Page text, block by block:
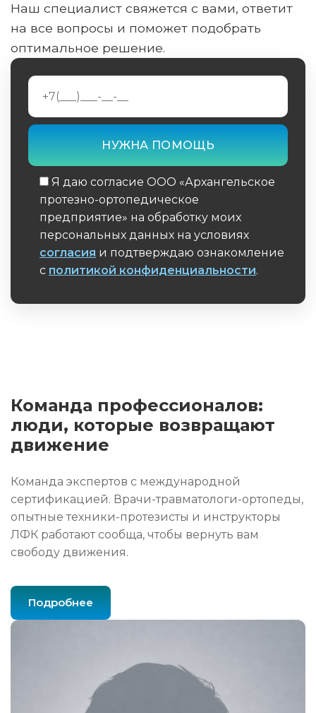
Наш специалист свяжется с вами, ответит
на все вопросы и поможет подобрать
оптимальное решение.
Я даю согласие ООО «Архангельское
протезно-ортопедическое
предприятие» на обработку моих
персональных данных на условиях
согласия и подтверждаю ознакомление
с политикой конфиденциальности.
Команда профессионалов:
люди, которые возвращают
движение
Команда экспертов с международной
сертификацией. Врачи-травматологи-ортопеды,
опытные техники-протезисты и инструкторы
ЛФК работают сообща, чтобы вернуть вам
свободу движения.
Подробнее